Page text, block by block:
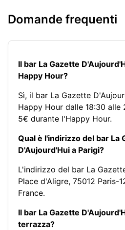
Domande frequenti
Il bar La Gazette
Happy Hour?
Sì, il bar La Gazette
Happy Hour dalle 18:30 alle
5€ durante l'Happy Hour.
Qual è l'indirizzo del bar La
D'Aujourd'Hui a Parigi?
L'indirizzo del bar La
Place d'Aligre, 75012 Paris-
France.
Il bar La Gazette
terrazza?